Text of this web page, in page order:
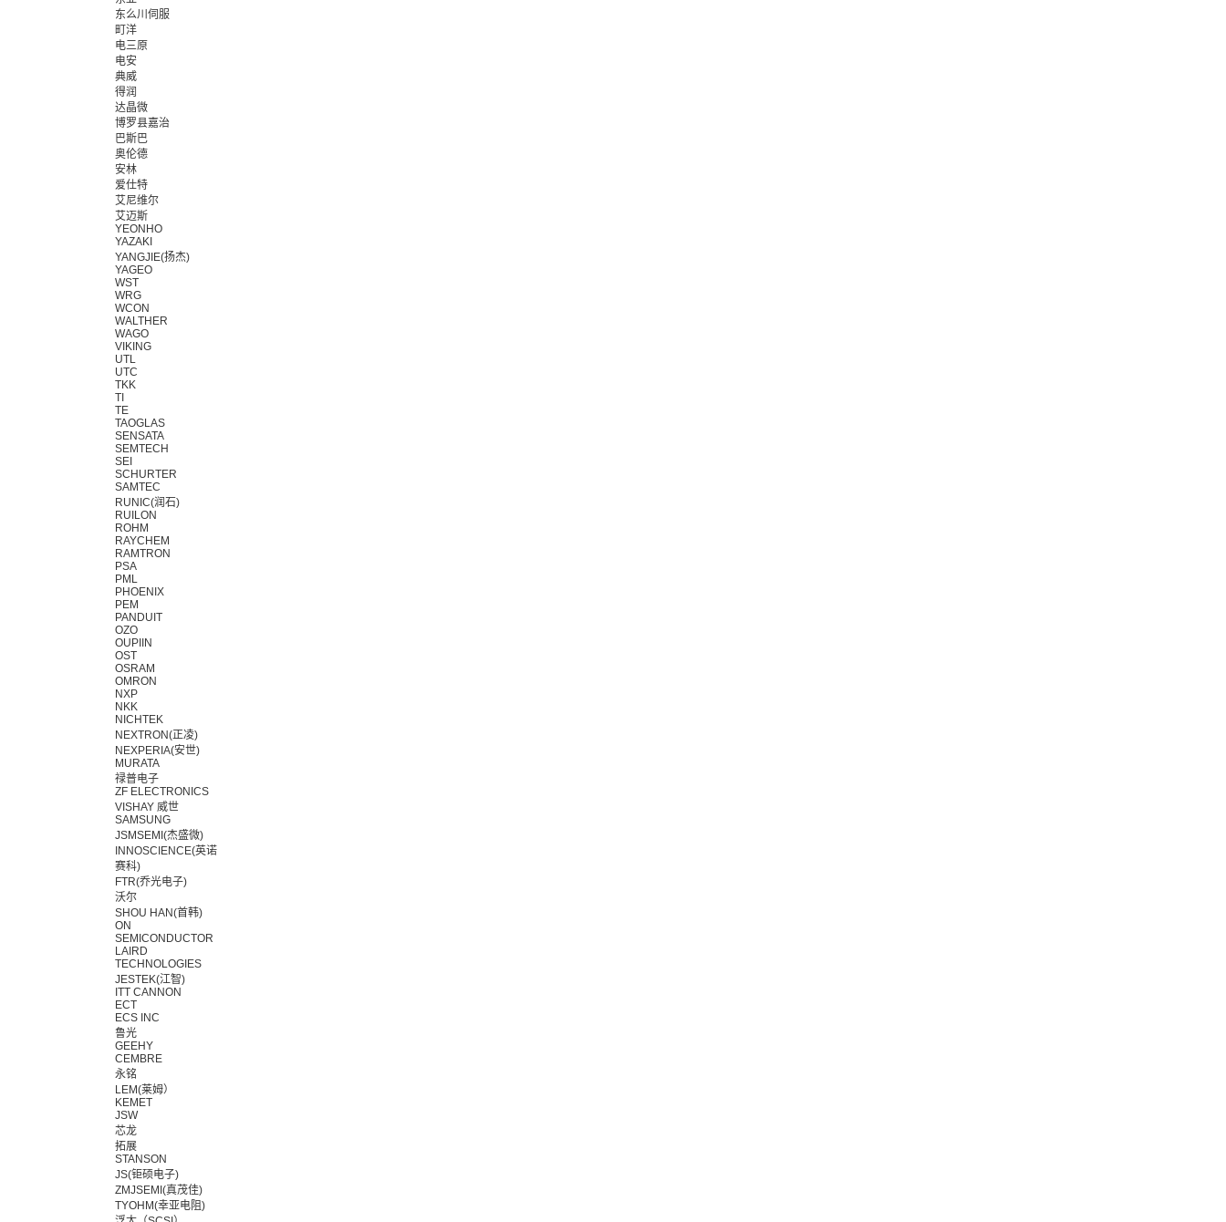
东么川伺服
町洋
电三原
电安
典威
得润
达晶微
博罗县嘉治
巴斯巴
奥伦德
安林
爱仕特
艾尼维尔
艾迈斯
YEONHO
YAZAKI
YANGJIE(扬杰)
YAGEO
WST
WRG
WCON
WALTHER
WAGO
VIKING
UTL
UTC
TKK
TI
TE
TAOGLAS
SENSATA
SEMTECH
SEI
SCHURTER
SAMTEC
RUNIC(润石)
RUILON
ROHM
RAYCHEM
RAMTRON
PSA
PML
PHOENIX
PEM
PANDUIT
OZO
OUPIIN
OST
OSRAM
OMRON
NXP
NKK
NICHTEK
NEXTRON(正凌)
NEXPERIA(安世)
MURATA
禄普电子
ZF ELECTRONICS
VISHAY 威世
SAMSUNG
JSMSEMI(杰盛微)
INNOSCIENCE(英诺
赛科)
FTR(乔光电子)
沃尔
SHOU HAN(首韩)
ON
SEMICONDUCTOR
LAIRD
TECHNOLOGIES
JESTEK(江智)
ITT CANNON
ECT
ECS INC
鲁光
GEEHY
CEMBRE
永铭
LEM(莱姆）
KEMET
JSW
芯龙
拓展
STANSON
JS(钜硕电子)
ZMJSEMI(真茂佳)
TYOHM(幸亚电阻)